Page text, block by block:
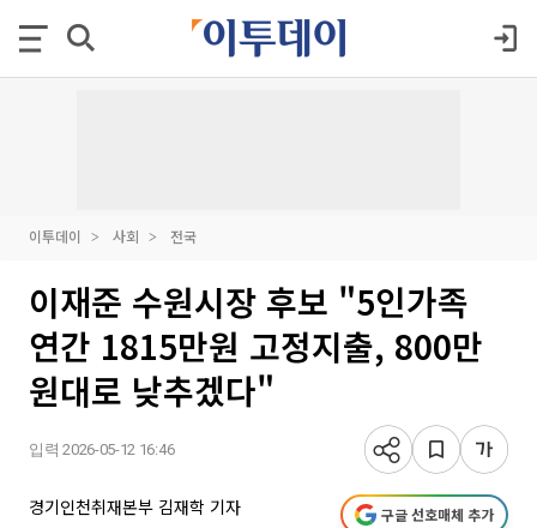
이투데이 사회 전국
이재준 수원시장 후보 "5인가족
연간 1815만원 고정지출, 800만
원대로 낮추겠다"
입력 2026-05-12 16:46
경기인천취재본부 김재학 기자 구글 선호매체 추가